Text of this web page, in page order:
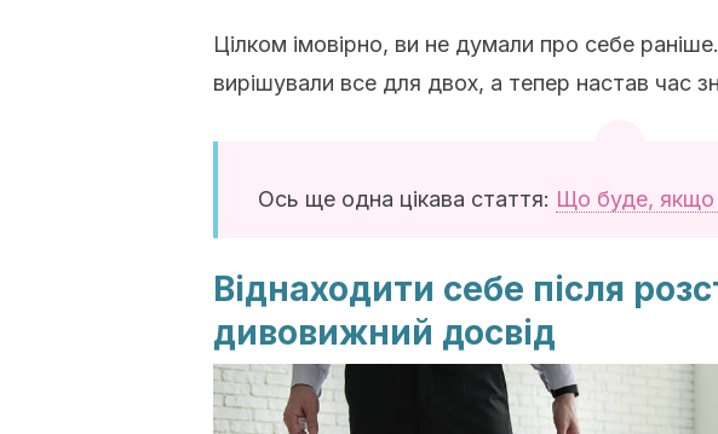
Цілком імовірно, ви не думали про себе
вирішували все для двох, а тепер настав час
Ось ще одна цікава стаття: Що буде, якщо
Віднаходити себе після
дивовижний досвід